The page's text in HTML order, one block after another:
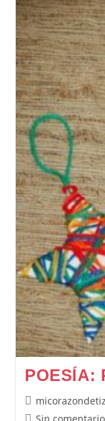
POESÍA:
Autor
de
Comentarios